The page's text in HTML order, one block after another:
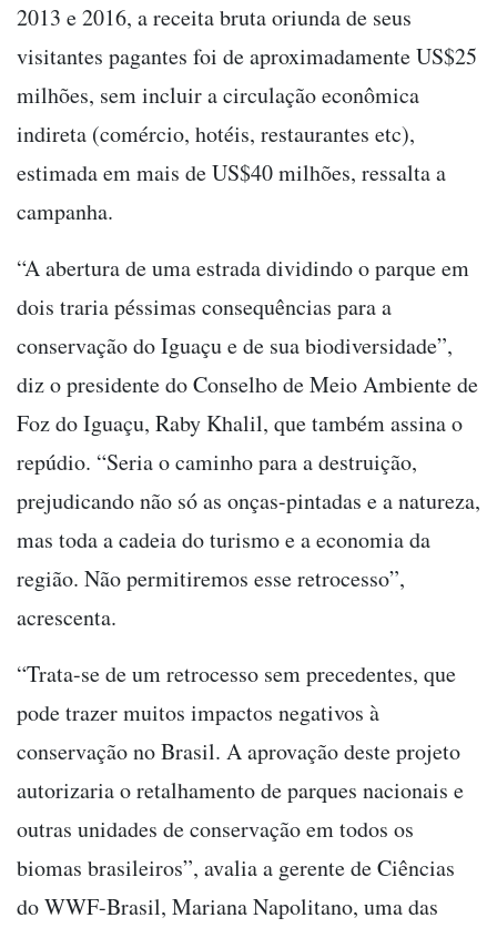
2013 e 2016, a receita bruta oriunda de seus
visitantes pagantes foi de aproximadamente US$25
milhões, sem incluir a circulação econômica
indireta (comércio, hotéis, restaurantes etc),
estimada em mais de US$40 milhões, ressalta a
campanha.
“A abertura de uma estrada dividindo o parque em
dois traria péssimas consequências para a
conservação do Iguaçu e de sua biodiversidade”,
diz o presidente do Conselho de Meio Ambiente de
Foz do Iguaçu, Raby Khalil, que também assina o
repúdio. “Seria o caminho para a destruição,
prejudicando não só as onças-pintadas e a natureza,
mas toda a cadeia do turismo e a economia da
região. Não permitiremos esse retrocesso”,
acrescenta.
“Trata-se de um retrocesso sem precedentes, que
pode trazer muitos impactos negativos à
conservação no Brasil. A aprovação deste projeto
autorizaria o retalhamento de parques nacionais e
outras unidades de conservação em todos os
biomas brasileiros”, avalia a gerente de Ciências
do WWF-Brasil, Mariana Napolitano, uma das